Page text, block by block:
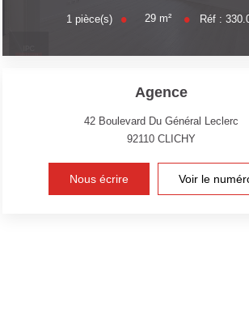
1 pièce(s) 29 m² Réf :
Agence
42 Boulevard Du Général Leclerc
92110 CLICHY
Nous écrire Voir le